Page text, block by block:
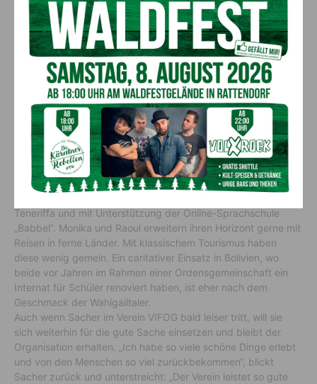
Wählt man das Gailtal als Heimat aus, liegt die
Naturverbundenheit nahe. Bergfex Raoul hat gerade einige
der 40 Etappen des ca. 800 Kilometer langen Kärntner
Grenzwegs hinter sich – jenes Stück von der Koralm bis nach
Mallnitz; Fortsetzung folgt. Monika hingegen ist beim
sanfteren Wandern daheim. Ihr Herz schlägt bei rockigen
Klängen höher: „Meine Freude liegt bei der Musik.“ Bei den
„Oldies“ in Gundersheim lässt Sacher die Saiten der E-Gitarre
erklingen und ihre Stimme, ebenso in einer zweiten Band ohne
Namen, einer kleine Gruppe, die sich der
Instrumentalpopmusik verschrieben hat. Damit das „Hirnkastl“
nicht rostet, perfektioniert die sozial Engagierte ihre
Teneriffa und mit Unterstützung der Online-Sprachschule
„Babbel“. Monika und Raoul erweitern ihren Horizont gerne mit
Reisen in ferne Länder. Mit klassischem Tourismus haben
diese wenig gemein. Ein caritativer Einsatz in Bolivien, wo
beide vor Jahren im Rahmen einer Ordensgemeinschaft ein
Internat für Schüler renoviert haben, ist eher nach dem
Geschmack der Wahlgailtaler.
Auch wenn Sacher im Verein VIFOG bald leiser tritt, will sie
sich weiterhin für die gute Sache einsetzen und bleibt der
Organisation erhalten. „Ich habe so viele schöne Dinge erlebt
und von den Menschen so viel zurückbekommen“, blickt
Sacher zurück und unterstreicht: „Der Verein leistet so gute